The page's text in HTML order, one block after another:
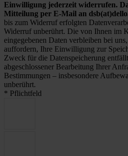
Einwilligung jederzeit widerrufen.
Mitteilung per E-Mail an
bis zum Widerruf erfolgten
Widerruf unberührt. Die von Ihnen im
eingegebenen Daten verbleiben bei
auffordern, Ihre Einwilligung zur
Zweck für die Datenspeicherung
abgeschlossener Bearbeitung Ihrer
Bestimmungen – insbesondere
unberührt.
* Pflichtfeld